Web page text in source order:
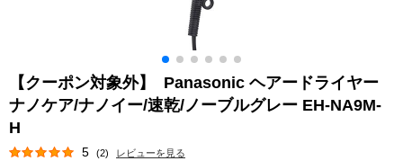
【クーポン対象外】 Panasonic ヘアードライヤー
ナノケア/ナノイー/速乾/ノーブルグレー EH-NA9M-
H
5 (2) レビューを見る